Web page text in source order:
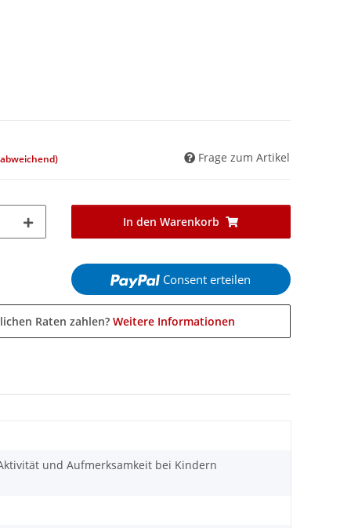
Frage zum Artikel
In den Warenkorb
Consent erteilen
Raten zahlen? Weitere Informationen
und Aufmerksamkeit bei Kindern